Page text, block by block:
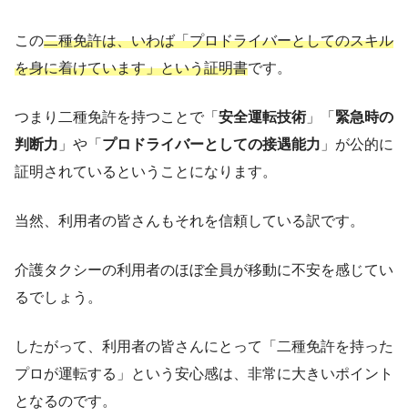
この二種免許は、いわば「プロドライバーとしてのスキル
を身に着けています」という証明書です。
つまり二種免許を持つことで「 安全運転技術 」「 緊急時の
判断力 」や「 プロドライバーとしての接遇能力 」が公的に
証明されているということになります。
当然、利用者の皆さんもそれを信頼している訳です。
介護タクシーの利用者のほぼ全員が移動に不安を感じてい
るでしょう。
したがって、利用者の皆さんにとって「二種免許を持った
プロが運転する」という安心感は、非常に大きいポイント
となるのです。